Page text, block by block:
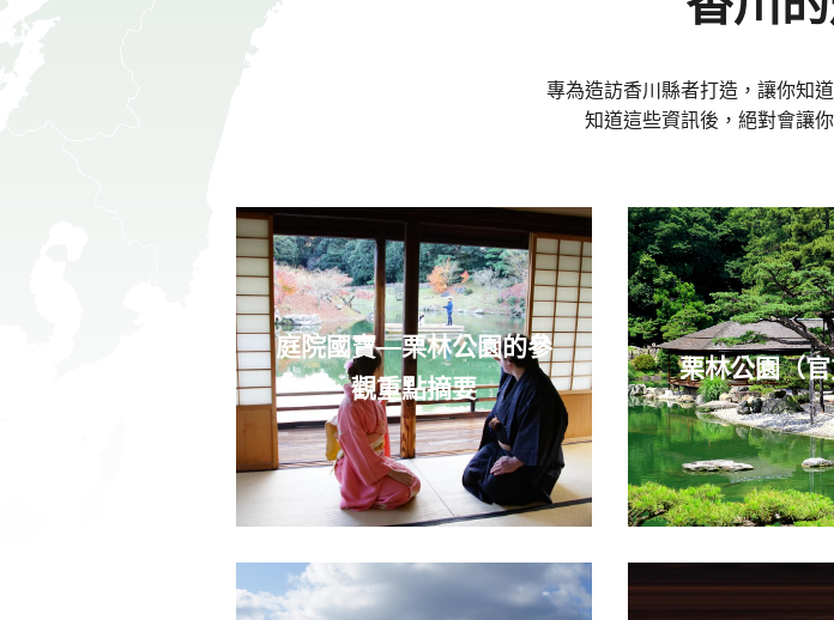
專為造訪香川縣者打造，讓你知
知道這些資訊後，絕對會讓
庭院國寶—栗林公園的參
觀重點摘要
栗林公園（